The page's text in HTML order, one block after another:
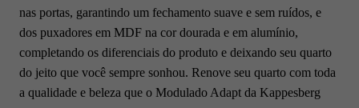
nas portas, garantindo um fechamento suave e sem ruídos, e
dos puxadores em MDF na cor dourada e em alumínio,
completando os diferenciais do produto e deixando seu quarto
do jeito que você sempre sonhou. Renove seu quarto com toda
a qualidade e beleza que o Modulado Adapt da Kappesberg